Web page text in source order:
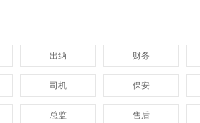
出纳 财务
司机 保安
总监 售后